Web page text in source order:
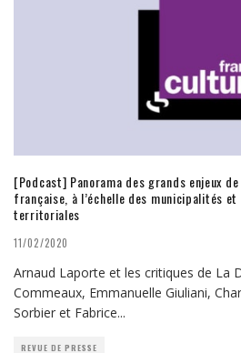
[Podcast] Panorama des grands enjeux
française, à l’échelle des municipalités
territoriales
11/02/2020
Arnaud Laporte et les critiques de La
Commeaux, Emmanuelle Giuliani,
Sorbier et Fabrice...
REVUE DE PRESSE